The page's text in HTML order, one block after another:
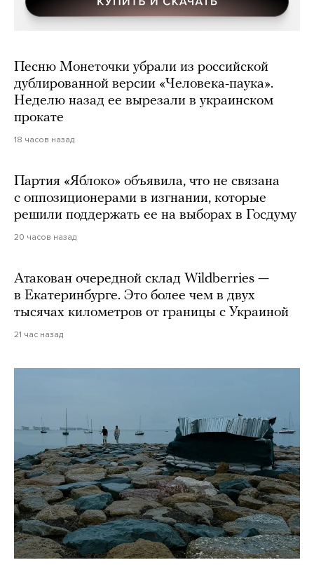
Песню Монеточки убрали из российской
дублированной версии «Человека-паука».
Неделю назад ее вырезали в украинском
прокате
18 часов назад
Партия «Яблоко» объявила, что не связана
с оппозиционерами в изгнании, которые
решили поддержать ее на выборах в Госдуму
20 часов назад
Атакован очередной склад Wildberries —
в Екатеринбурге. Это более чем в двух
тысячах километров от границы с Украиной
21 час назад